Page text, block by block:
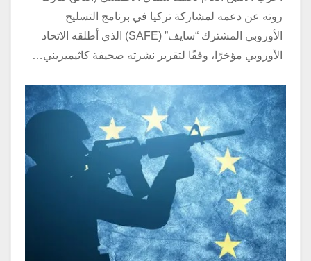
روته عن دعمه لمشاركة تركيا في برنامج التسليح
الأوروبي المشترك “سايف” (SAFE) الذي أطلقه الاتحاد
الأوروبي مؤخرًا، وفقًا لتقرير نشرته صحيفة كاثيميريني…